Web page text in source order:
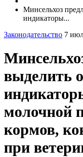
Минсельхоз
индикаторы...
Законодательство 7
выделить
молочной
кормов,
при